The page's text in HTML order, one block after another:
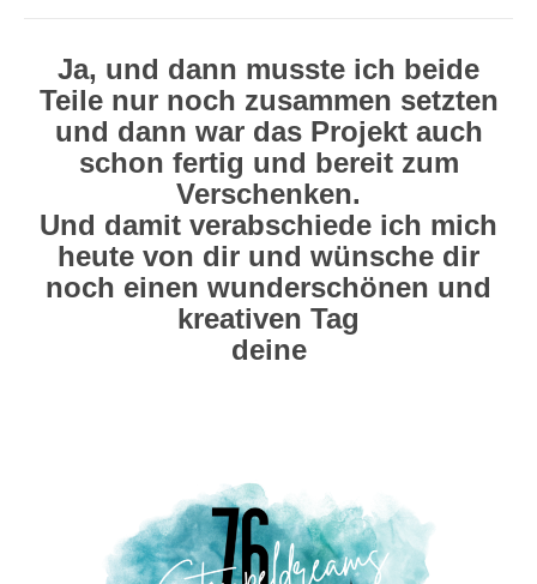
Ja, und dann musste ich beide
Teile nur noch zusammen setzten
und dann war das Projekt auch
schon fertig und bereit zum
Verschenken.
Und damit verabschiede ich mich
heute von dir und wünsche dir
noch einen wunderschönen und
kreativen Tag
deine